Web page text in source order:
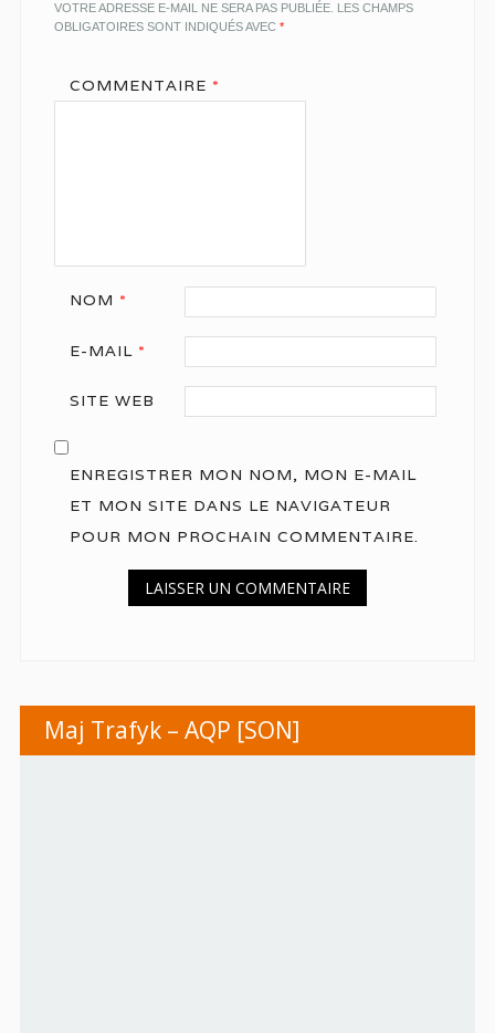
VOTRE ADRESSE E-MAIL NE SERA PAS PUBLIÉE. LES CHAMPS
OBLIGATOIRES SONT INDIQUÉS AVEC *
COMMENTAIRE *
NOM *
E-MAIL *
SITE WEB
ENREGISTRER MON NOM, MON E-MAIL
ET MON SITE DANS LE NAVIGATEUR
POUR MON PROCHAIN COMMENTAIRE.
Maj Trafyk – AQP [SON]